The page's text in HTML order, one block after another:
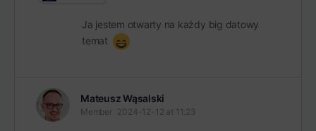
Ja jestem otwarty na każdy big datowy
temat
Mateusz Wąsalski
Member 2024-12-12 at 11:23